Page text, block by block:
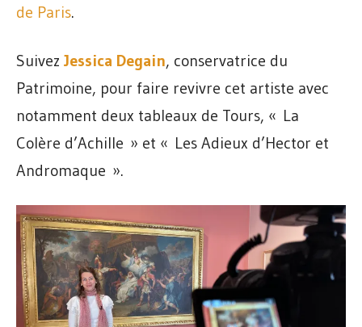
de Paris.
Suivez Jessica Degain, conservatrice du
Patrimoine, pour faire revivre cet artiste avec
notamment deux tableaux de Tours, « La
Colère d’Achille » et « Les Adieux d’Hector et
Andromaque ».